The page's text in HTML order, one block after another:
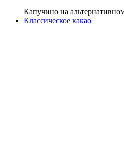
Капучино на
Классическое какао